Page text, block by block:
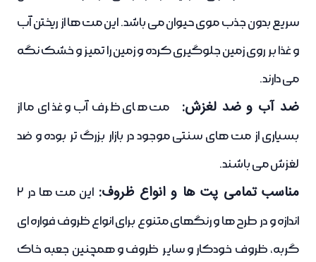
سریع بدون جذب موی حیوان می باشد. این مت ها از ریختن آب
و غذا بر روی زمین جلوگیری کرده و زمین را تمیز و خشک نگه
می دارند.
ضد آب و ضد لغزش:
مت های ظرف آب و غذای ما از
بسیاری از مت های سنتی موجود در بازار بزرگ تر بوده و ضد
لغزش می باشند.
مناسب تمامی پت ها و انواع ظروف:
این مت ها در 2
اندازه و در طرح ها و رنگهای متنوع برای انواع ظروف فواره ای
گربه، ظروف خودکار و سایر ظروف و همچنین جعبه خاک